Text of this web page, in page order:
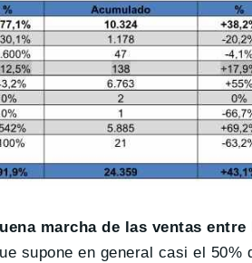
marcha de las ventas
supone en general casi el 50%